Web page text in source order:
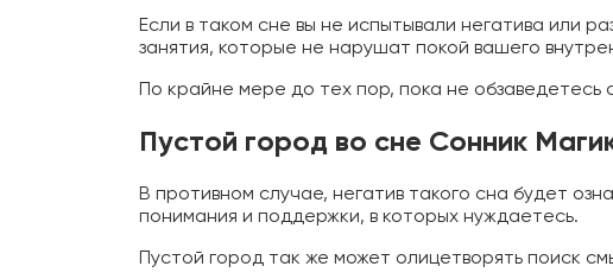
Если в таком сне вы не испытывали негатива или
занятия, которые не нарушат покой вашего
По крайне мере до тех пор, пока не обзаведетесь
Пустой город во сне Сонник
В противном случае, негатив такого сна будет
понимания и поддержки, в которых нуждаетесь.
Пустой город так же может олицетворять поиск